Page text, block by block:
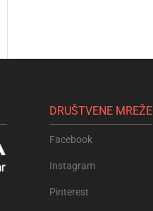
DRUŠTVENE MREŽE
Facebook
Instagram
Pinterest